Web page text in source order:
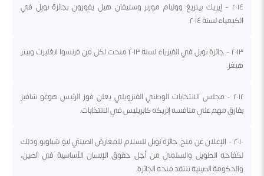
٢٠١٤ - إيريك بيتزيغ ووليام مورنر وستيفان هيل يفوزون بجائزة نوبل في
الكيمياء لسنة ٢٠١٤.
٢٠١٣ - جائزة نوبل في الفيزياء لسنة ٢٠١٣ منحت لكل من فرنسوا انغليرت وبيتر
هيغز.
٢٠١٢ - مجلس الانتخابات الوطني الفنزويلي يعلن فوز الرئيس هوغو شافيز
بفارق مهم على منافسه إنريكه كابريليس في الانتخابات.
٢٠١٠ - الإعلان عن منح جائزة نوبل للسلام للمعارض الصيني ليو شياوبو وذلك
لكفاحه الطويل والسلمي من أجل حقوق الإنسان الأساسية في الصين،
والحكومة الصينية تنتقد منحه الجائزة.